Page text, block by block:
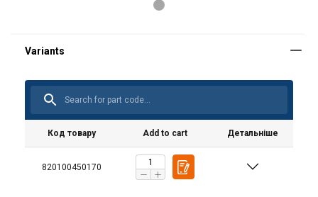
Код товару Add to cart Детальніше
820100450170
Маркування: